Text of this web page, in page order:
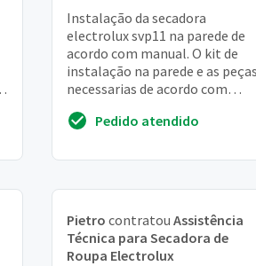
Instalação da secadora
electrolux svp11 na parede de
acordo com manual. O kit de
instalação na parede e as peças
necessarias de acordo com
ficam a disposição ...
Pedido atendido
Pietro contratou Assistência
Técnica para Secadora de
Roupa Electrolux